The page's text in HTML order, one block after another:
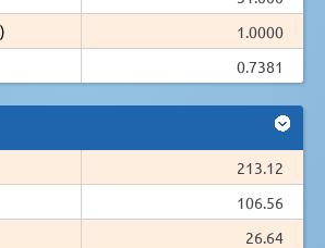
1.0000
0.7381
213.12
106.56
26.64